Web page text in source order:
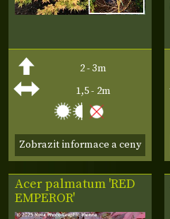
2 - 3m
1,5 - 2m
Zobrazit informace a ceny
Acer palmatum 'RED
EMPEROR'